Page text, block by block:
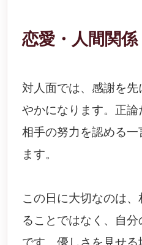
恋愛・人間関係
対人面では、感謝を
やかになります。正論
相手の努力を認める一
ます。
この日に大切なのは
ることではなく、自
です。優しさを見せ